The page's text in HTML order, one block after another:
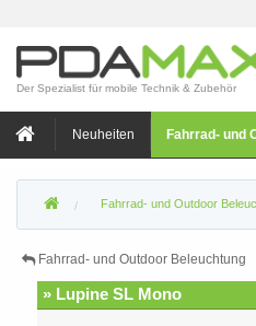
Der Spezialist für mobile Technik & Zubehör
Neuheiten Fahrrad- und
Fahrrad- und Outdoor
Fahrrad- und Outdoor Beleuchtung
» Lupine SL Mono